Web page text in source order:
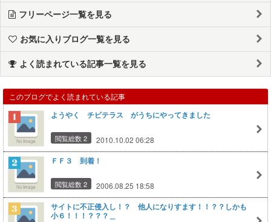
フリーページ一覧を見る
お気に入りブログ一覧を見る
よく読まれている記事一覧を見る
このブログでよく読まれている記事
ようやく チビテラス がうちにやってきました
閲覧総数 2 2010.10.02 06:28
ＦＦ３ 到着！
閲覧総数 2 2006.08.25 18:58
サイトに不正侵入し！？ 他人になりすます！！？？しかも
小６！！！？？？＿